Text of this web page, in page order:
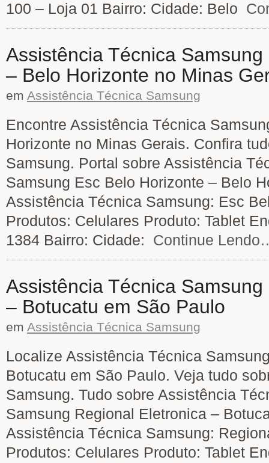
100 – Loja 01 Bairro: Cidade: Belo
Assistência Técnica
– Belo Horizonte no Minas
em Assistência Técnica Samsung
Encontre Assistência Técnica
Horizonte no Minas Gerais. Confira
Samsung. Portal sobre Assistência
Samsung Esc Belo Horizonte – Belo
Assistência Técnica Samsung: Esc
Produtos: Celulares Produto: Tablet
1384 Bairro: Cidade: Continue
Assistência Técnica
– Botucatu em São Paulo
em Assistência Técnica Samsung
Localize Assistência Técnica
Botucatu em São Paulo. Veja tudo
Samsung. Tudo sobre Assistência
Samsung Regional Eletronica –
Assistência Técnica Samsung:
Produtos: Celulares Produto: Tablet